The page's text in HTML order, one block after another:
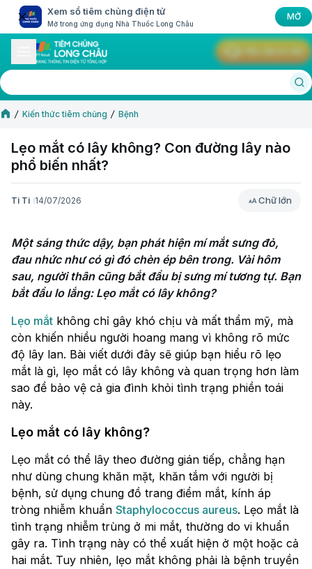
Xem sổ tiêm chủng điện tử
Mở trong ứng dụng Nhà Thuốc Long Châu
MỞ
Kiến thức tiêm chủng Bệnh
Lẹo mắt có lây không? Con đường lây nào
phổ biến nhất?
Ti Ti 14/07/2026 Chữ lớn
Chữ lớn
Một sáng thức dậy, bạn phát hiện mí mắt sưng đỏ,
đau nhức như có gì đó chèn ép bên trong. Vài hôm
sau, người thân cũng bắt đầu bị sưng mí tương tự. Bạn
bắt đầu lo lắng: Lẹo mắt có lây không?
Lẹo mắt không chỉ gây khó chịu và mất thẩm mỹ, mà
còn khiến nhiều người hoang mang vì không rõ mức
độ lây lan. Bài viết dưới đây sẽ giúp bạn hiểu rõ lẹo
mắt là gì, lẹo mắt có lây không và quan trọng hơn làm
sao để bảo vệ cả gia đình khỏi tình trạng phiền toái
này.
Lẹo mắt có lây không?
Lẹo mắt có thể lây theo đường gián tiếp, chẳng hạn
như dùng chung khăn mặt, khăn tắm với người bị
bệnh, sử dụng chung đồ trang điểm mắt, kính áp
tròng nhiễm khuẩn Staphylococcus aureus. Lẹo mắt là
tình trạng nhiễm trùng ở mi mắt, thường do vi khuẩn
gây ra. Tình trạng này có thể xuất hiện ở một hoặc cả
hai mắt. Tuy nhiên, lẹo mắt không phải là bệnh truyền